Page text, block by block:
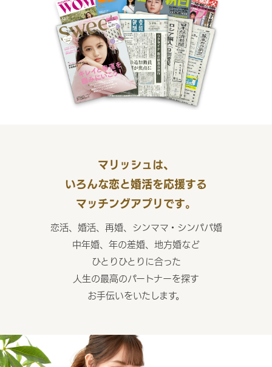
マリッシュは、
いろんな恋と婚活を応援する
マッチングアプリです。
恋活、婚活、再婚、シンママ・シンパパ婚
中年婚、年の差婚、地方婚など
ひとりひとりに合った
人生の最高のパートナーを探す
お手伝いをいたします。